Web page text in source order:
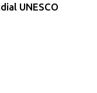
UNESCO